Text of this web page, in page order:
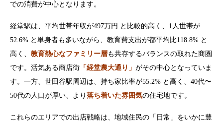
での消費が中心となります。
経堂駅は、平均世帯年収が497万円 と比較的高く、1人世帯が
52.6% と単身者も多いながら、教育費支出が都平均比118.8% と
高く、 教育熱心なファミリー層も共存するバランスの取れた商圏
です。活気ある商店街 「経堂農大通り」 がその中心となっていま
す。一方、世田谷駅周辺は、持ち家比率が55.2% と高く、40代〜
50代の人口が厚い、より 落ち着いた雰囲気の住宅地です。
これらのエリアでの出店戦略は、地域住民の「日常」をいかに豊